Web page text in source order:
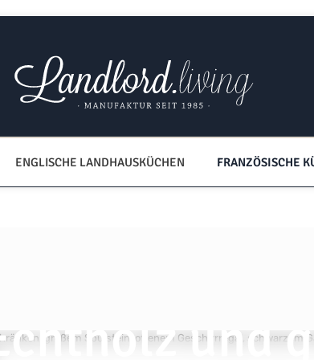
ENGLISCHE LANDHAUSKÜCHEN FRANZÖSISCHE
und